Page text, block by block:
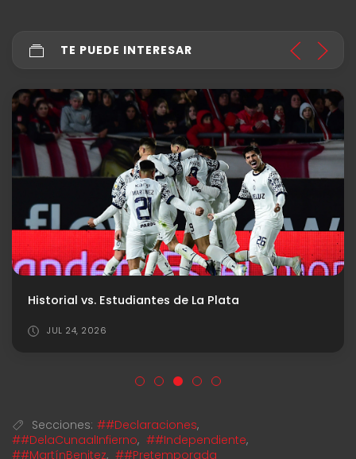
TE PUEDE INTERESAR
Historial vs. Estudiantes de La Plata
JUL 24, 2026
Secciones: ##Declaraciones,
##DelaCunaalInfierno, ##Independiente,
##MartínBenitez, ##Pretemporada